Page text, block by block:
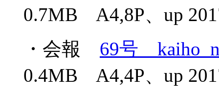
0.7MB A4,8P、up
・会報 69号
0.4MB A4,4P、up